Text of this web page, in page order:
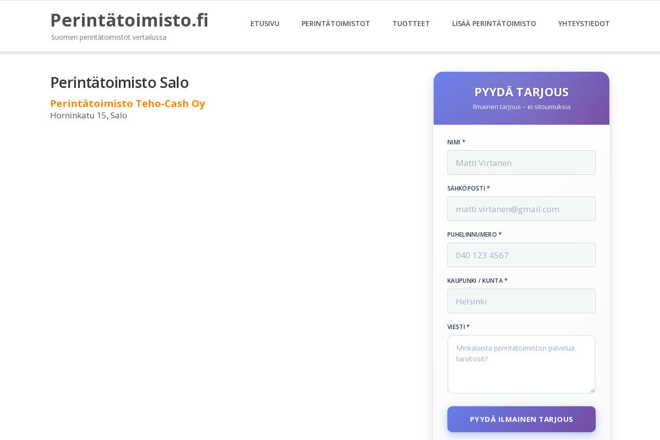
Perintätoimisto.fi
Suomen perintätoimistot vertailussa
ETUSIVU PERINTÄTOIMISTOT TUOTTEET LISÄÄ PERINTÄTOIMISTO YHTEYSTIEDOT
Perintätoimisto Salo
Perintätoimisto Teho-Cash Oy
Horninkatu 15, Salo
PYYDÄ TARJOUS
Ilmainen tarjous – ei sitoumuksia
NIMI *
SÄHKÖPOSTI *
PUHELINNUMERO *
KAUPUNKI / KUNTA *
VIESTI *
PYYDÄ ILMAINEN TARJOUS